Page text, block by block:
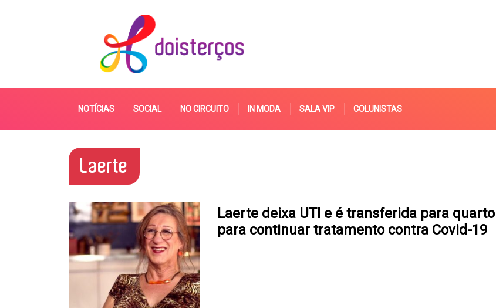
NOTÍCIAS SOCIAL NO CIRCUITO IN MODA SALA VIP COLUNISTAS
Laerte
Laerte deixa UTI e é transferida para quarto
para continuar tratamento contra Covid-19